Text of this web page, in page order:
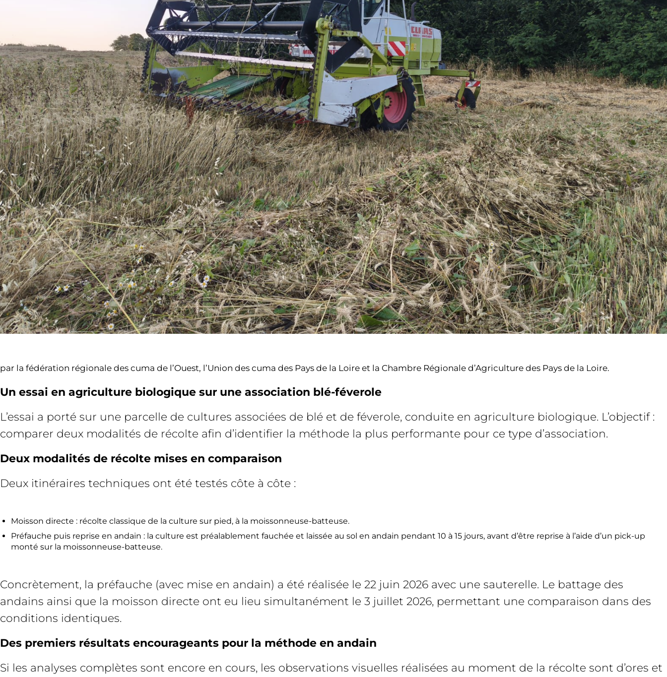
par la fédération régionale des cuma de l’Ouest, l’Union des cuma des Pays de la Loire et la Chambre Régionale d’Agriculture des Pays de la Loire.
Un essai en agriculture biologique sur une association blé-féverole
L’essai a porté sur une parcelle de cultures associées de blé et de féverole, conduite en agriculture biologique. L’objectif :
comparer deux modalités de récolte afin d’identifier la méthode la plus performante pour ce type d’association.
Deux modalités de récolte mises en comparaison
Deux itinéraires techniques ont été testés côte à côte :
Moisson directe : récolte classique de la culture sur pied, à la moissonneuse-batteuse.
Préfauche puis reprise en andain : la culture est préalablement fauchée et laissée au sol en andain pendant 10 à 15 jours, avant d’être reprise à l’aide d’un pick-up
monté sur la moissonneuse-batteuse.
Concrètement, la préfauche (avec mise en andain) a été réalisée le 22 juin 2026 avec une sauterelle. Le battage des
andains ainsi que la moisson directe ont eu lieu simultanément le 3 juillet 2026, permettant une comparaison dans des
conditions identiques.
Des premiers résultats encourageants pour la méthode en andain
Si les analyses complètes sont encore en cours, les observations visuelles réalisées au moment de la récolte sont d’ores et